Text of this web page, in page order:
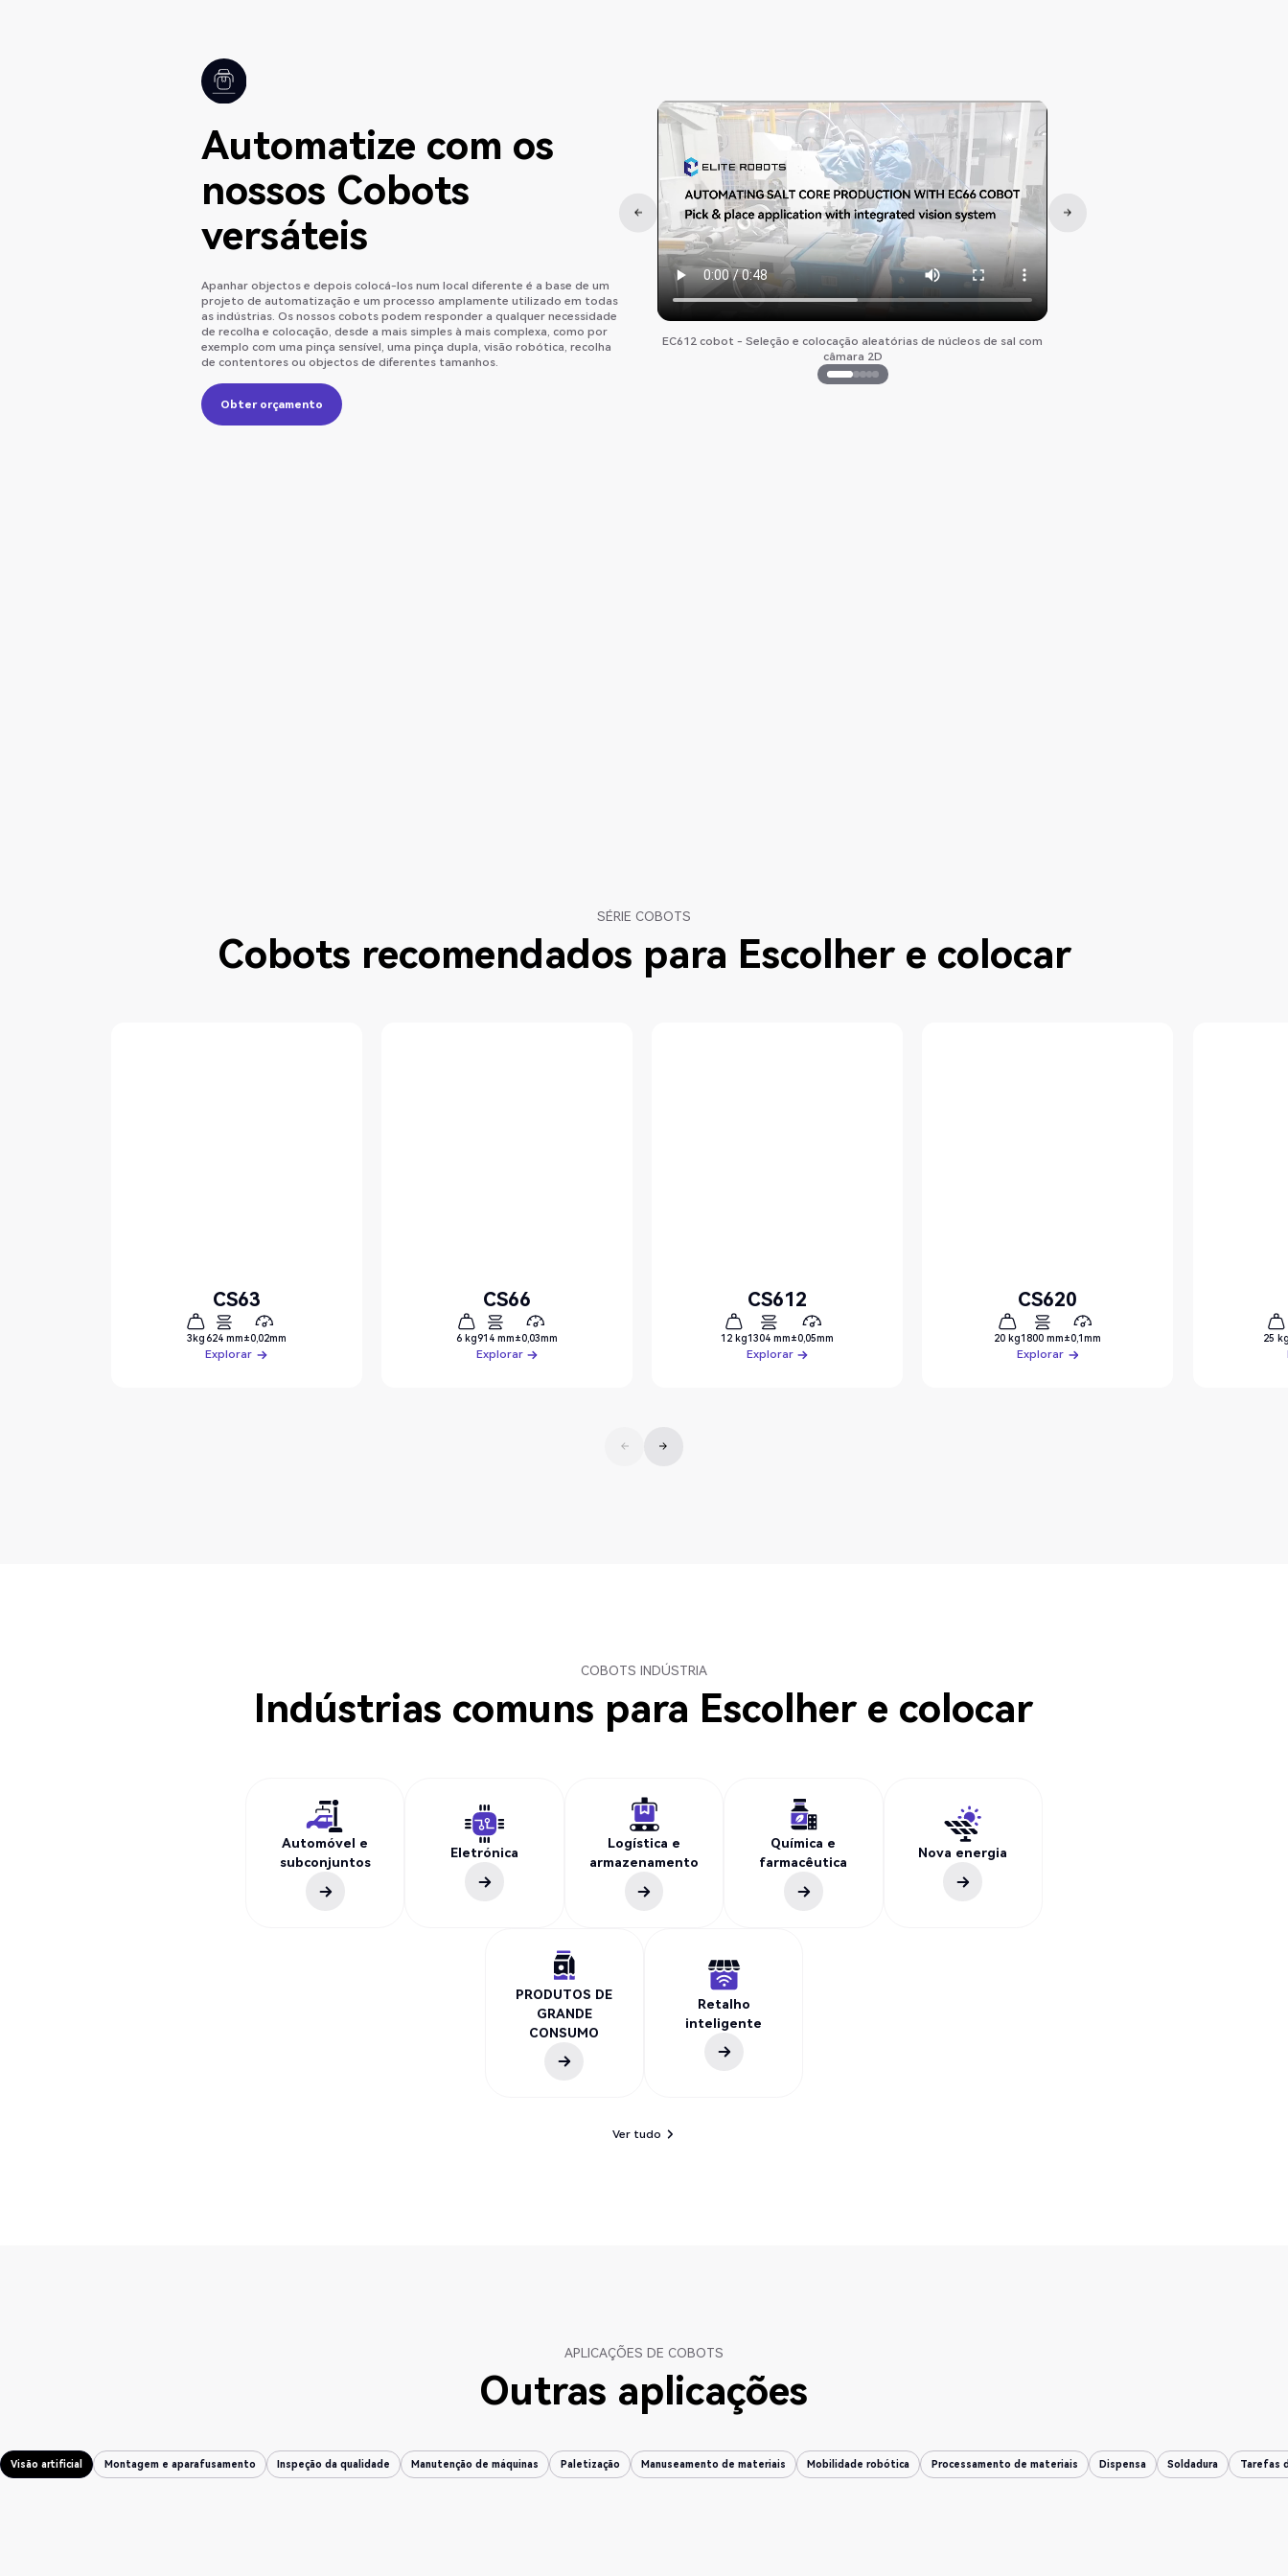
Automatize com os
nossos Cobots
versáteis
Apanhar objectos e depois colocá-los num local diferente é a base de um
projeto de automatização e um processo amplamente utilizado em todas
as indústrias. Os nossos cobots podem responder a qualquer necessidade
de recolha e colocação, desde a mais simples à mais complexa, como por
exemplo com uma pinça sensível, uma pinça dupla, visão robótica, recolha
de contentores ou objectos de diferentes tamanhos.
Obter orçamento
Obter orçamento
CS66 cobot - Seleção e colocação aleatórias com câmara 2D
EC612 cobot - Seleção e colocação aleatórias de núcleos de sal com
câmara 2D
SÉRIE COBOTS
Cobots recomendados para Escolher e colocar
CS63
3kg624 mm±0,02mm
Explorar
CS66
6 kg914 mm±0,03mm
Explorar
CS612
12 kg1304 mm±0,05mm
Explorar
CS620
20 kg1800 mm±0,1mm
Explorar
25
COBOTS INDÚSTRIA
Indústrias comuns para Escolher e colocar
Automóvel e
subconjuntos
Eletrónica
Logística e
armazenamento
Química e
farmacêutica
Nova energia
PRODUTOS DE
GRANDE
CONSUMO
Retalho
inteligente
Ver tudo
APLICAÇÕES DE COBOTS
Outras aplicações
Visão artificial
Visão artificial
Montagem e aparafusamento
Montagem e aparafusamento
Inspeção da qualidade
Inspeção da qualidade
Manutenção de máquinas
Manutenção de máquinas
Paletização
Paletização
Manuseamento de materiais
Manuseamento de materiais
Mobilidade robótica
Mobilidade robótica
Processamento de materiais
Processamento de materiais
Dispensa
Dispensa
Soldadura
Soldadura
Tarefas
Tarefas